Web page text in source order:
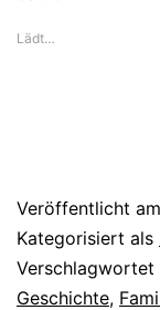
Lädt…
Veröffentlicht am
Kategorisiert als
Verschlagwortet
Geschichte,